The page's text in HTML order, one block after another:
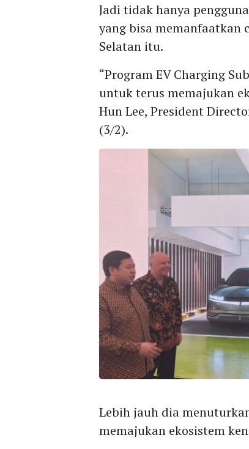
Jadi tidak hanya
yang bisa
Selatan itu.
“Program EV Charging
untuk terus memajukan
Hun Lee, President
(3/2).
Lebih jauh dia
memajukan ekosistem